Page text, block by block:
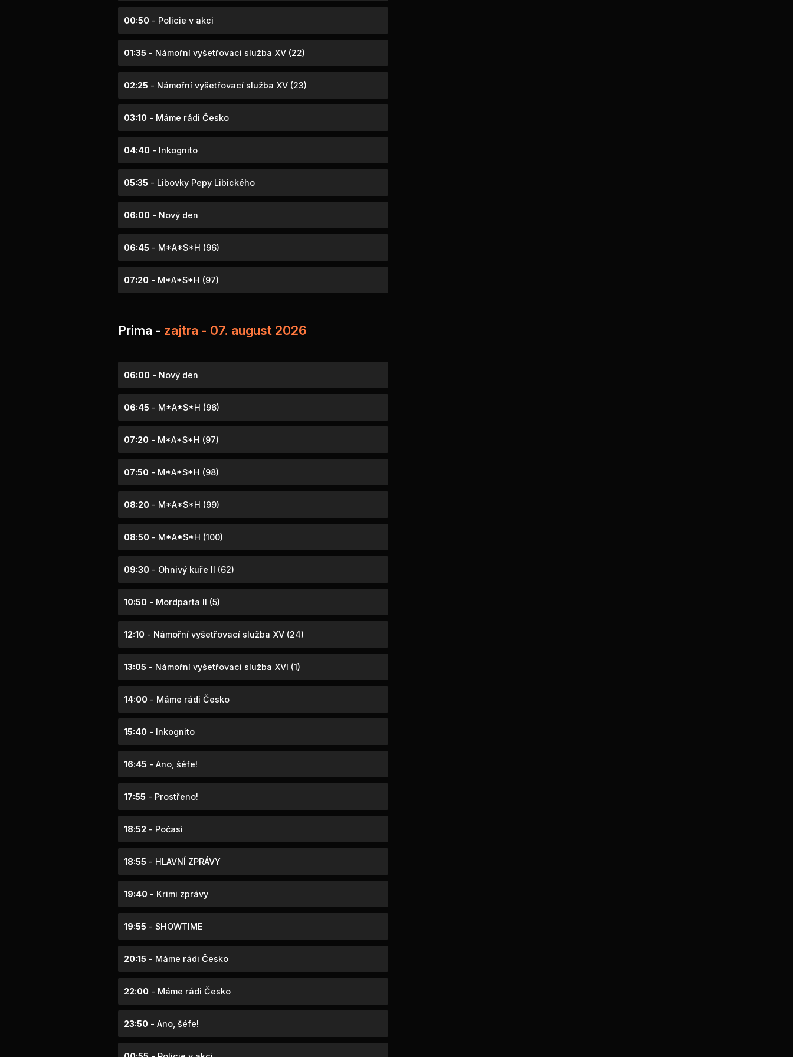
00:50 - Policie v akci
01:35 - Námořní vyšetřovací služba XV (22)
02:25 - Námořní vyšetřovací služba XV (23)
03:10 - Máme rádi Česko
04:40 - Inkognito
05:35 - Libovky Pepy Libického
06:00 - Nový den
06:45 - M*A*S*H (96)
07:20 - M*A*S*H (97)
Prima - zajtra - 07. august 2026
06:00 - Nový den
06:45 - M*A*S*H (96)
07:20 - M*A*S*H (97)
07:50 - M*A*S*H (98)
08:20 - M*A*S*H (99)
08:50 - M*A*S*H (100)
09:30 - Ohnivý kuře II (62)
10:50 - Mordparta II (5)
12:10 - Námořní vyšetřovací služba XV (24)
13:05 - Námořní vyšetřovací služba XVI (1)
14:00 - Máme rádi Česko
15:40 - Inkognito
16:45 - Ano, šéfe!
17:55 - Prostřeno!
18:52 - Počasí
18:55 - HLAVNÍ ZPRÁVY
19:40 - Krimi zprávy
19:55 - SHOWTIME
20:15 - Máme rádi Česko
22:00 - Máme rádi Česko
23:50 - Ano, šéfe!